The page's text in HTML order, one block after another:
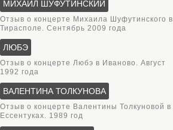
МИХАИЛ ШУФУТИНСКИЙ
Отзыв о концерте Михаила Шуфутинского в
Тирасполе. Сентябрь 2009 года
ЛЮБЭ
Отзыв о концерте Любэ в Иваново. Август
1992 года
ВАЛЕНТИНА ТОЛКУНОВА
Отзыв о концерте Валентины Толкуновой в
Ессентуках. 1989 год